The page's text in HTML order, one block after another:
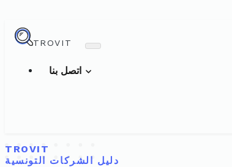
TROVIT
TROVIT
دليل الشركات التونسية